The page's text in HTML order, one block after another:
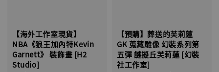
【海外工作室現貨】
NBA《狼王加內特Kevin
Garnett》 裝飾畫 [H2
Studio]
【預購】葬送的芙莉蓮
GK 蒐藏雕像 幻裝系列第
五彈 謎擬丘芙莉蓮 [幻裝
社工作室]